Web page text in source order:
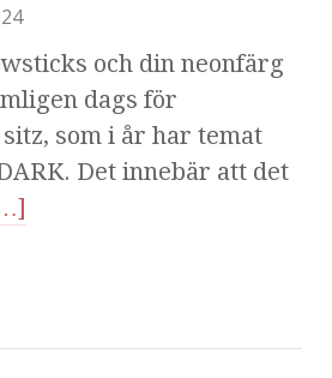
och din neonfärg
dags för
som i år har temat
Det innebär att det